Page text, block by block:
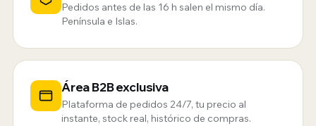
Pedidos antes de las 16 h salen el mismo día.
Península e Islas.
Área B2B exclusiva
Plataforma de pedidos 24/7, tu precio al
instante, stock real, histórico de compras.